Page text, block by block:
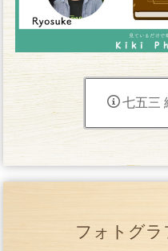
七五三
フォトグ